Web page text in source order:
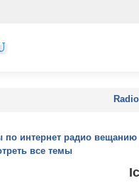
интернет радио вещанию
все темы